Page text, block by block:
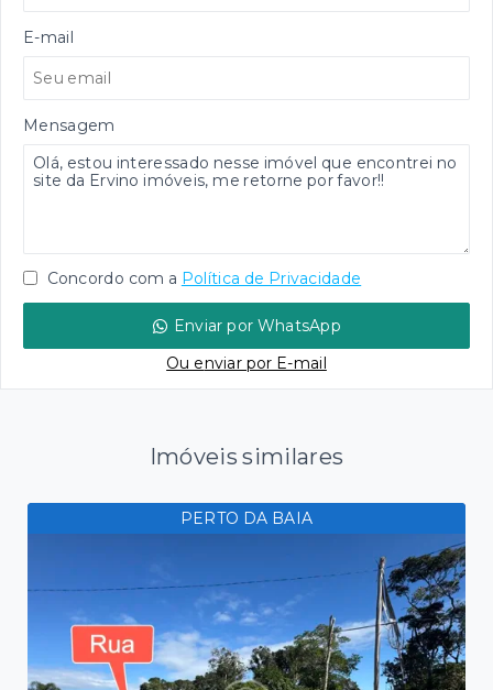
E-mail
Mensagem
Concordo com a Política de Privacidade
Enviar por WhatsApp
Ou enviar por E-mail
Imóveis similares
PERTO DA BAIA